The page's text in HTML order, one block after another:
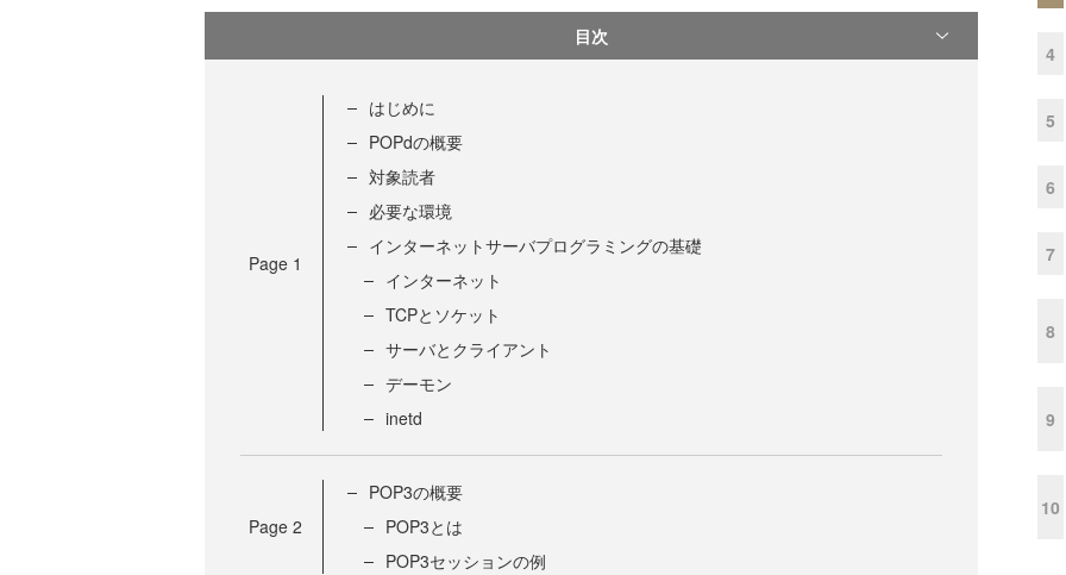
目次
Page 1
はじめに
POPdの概要
対象読者
必要な環境
インターネットサーバプログラミングの基礎
インターネット
TCPとソケット
サーバとクライアント
デーモン
inetd
Page 2
POP3の概要
POP3とは
POP3セッションの例
4
5
6
7
8
9
10